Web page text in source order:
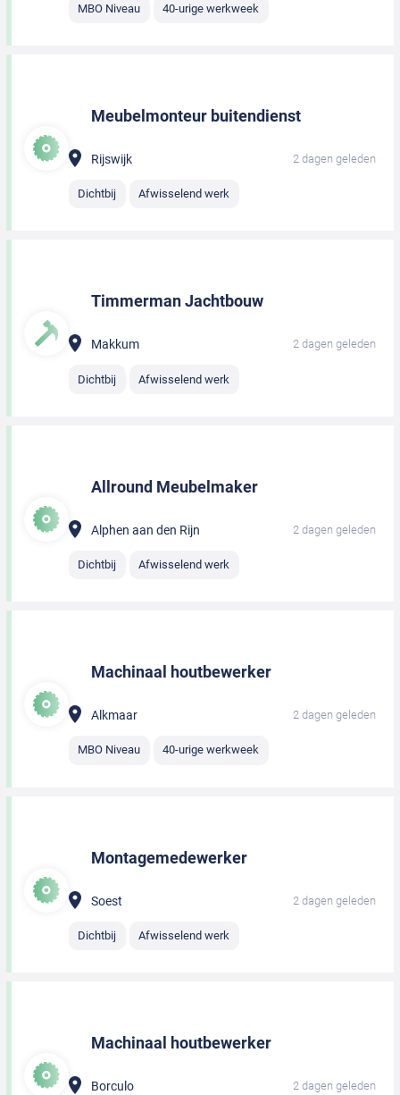
MBO Niveau 40-urige werkweek
Meubelmonteur buitendienst
Rijswijk 2 dagen geleden
Dichtbij Afwisselend werk
Timmerman Jachtbouw
Makkum 2 dagen geleden
Dichtbij Afwisselend werk
Allround Meubelmaker
Alphen aan den Rijn 2 dagen geleden
Dichtbij Afwisselend werk
Machinaal houtbewerker
Alkmaar 2 dagen geleden
MBO Niveau 40-urige werkweek
Montagemedewerker
Soest 2 dagen geleden
Dichtbij Afwisselend werk
Machinaal houtbewerker
Borculo 2 dagen geleden